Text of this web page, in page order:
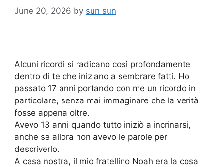
June 20, 2026 by sun sun
Alcuni ricordi si radicano così profondamente
dentro di te che iniziano a sembrare fatti. Ho
passato 17 anni portando con me un ricordo in
particolare, senza mai immaginare che la verità
fosse appena oltre.
Avevo 13 anni quando tutto iniziò a incrinarsi,
anche se allora non avevo le parole per
descriverlo.
A casa nostra, il mio fratellino Noah era la cosa